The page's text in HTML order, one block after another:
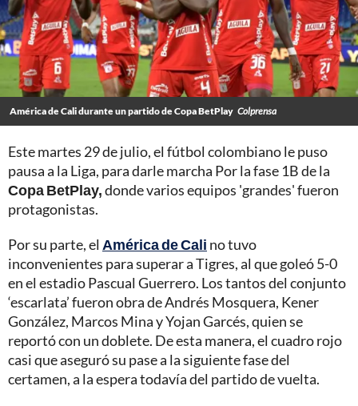
América de Cali durante un partido de Copa BetPlay Colprensa
Este martes 29 de julio, el fútbol colombiano le puso
pausa a la Liga, para darle marcha Por la fase 1B de la
Copa BetPlay,donde varios equipos 'grandes' fueron
protagonistas.
Por su parte, el América de Cali no tuvo
inconvenientes para superar a Tigres, al que goleó 5-0
en el estadio Pascual Guerrero. Los tantos del conjunto
‘escarlata’ fueron obra de Andrés Mosquera, Kener
González, Marcos Mina y Yojan Garcés, quien se
reportó con un doblete. De esta manera, el cuadro rojo
casi que aseguró su pase a la siguiente fase del
certamen, a la espera todavía del partido de vuelta.